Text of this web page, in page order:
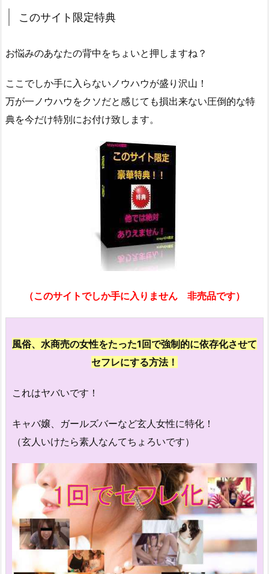
このサイト限定特典
お悩みのあなたの背中をちょいと押しますね？
ここでしか手に入らないノウハウが盛り沢山！
万が一ノウハウをクソだと感じても損出来ない圧倒的な特
典を今だけ特別にお付け致します。
（このサイトでしか手に入りません 非売品です）
風俗、水商売の女性をたった1回で強制的に依存化させて
セフレにする方法！
これはヤバいです！
キャバ嬢、ガールズバーなど玄人女性に特化！
（玄人いけたら素人なんてちょろいです）